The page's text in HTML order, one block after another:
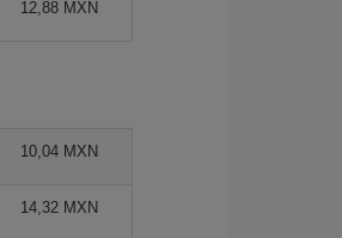
12,88 MXN
10,04 MXN
14,32 MXN